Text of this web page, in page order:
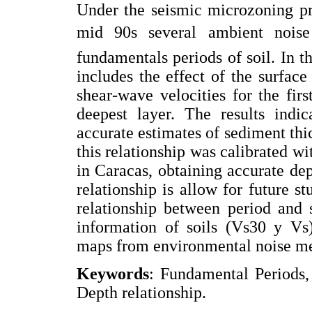
Under the seismic microzoning
mid 90s several ambient
fundamentals periods of soil. In
includes the effect of the
shear-wave velocities for the
deepest layer. The results
accurate estimates of sediment
this relationship was calibrated
in Caracas, obtaining accurate
relationship is allow for future
relationship between period and
information of soils (Vs30 y
maps from environmental noise
Keywords: Fundamental
Depth relationship.